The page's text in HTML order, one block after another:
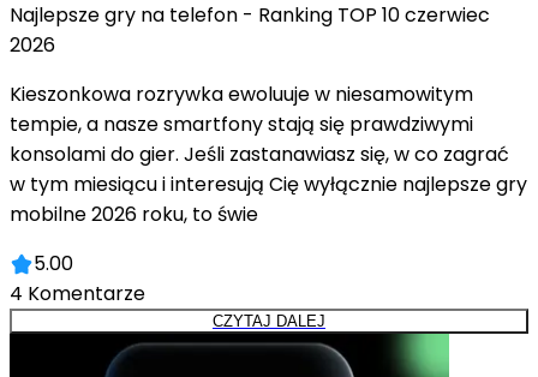
Najlepsze gry na telefon - Ranking TOP 10 czerwiec
2026
Kieszonkowa rozrywka ewoluuje w niesamowitym
tempie, a nasze smartfony stają się prawdziwymi
konsolami do gier. Jeśli zastanawiasz się, w co zagrać
w tym miesiącu i interesują Cię wyłącznie najlepsze gry
mobilne 2026 roku, to świe
5.00
4 Komentarze
CZYTAJ DALEJ